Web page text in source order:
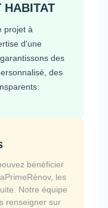
projet à
d'une
des
des
bénéficier
les
Notre équipe
renseigner sur